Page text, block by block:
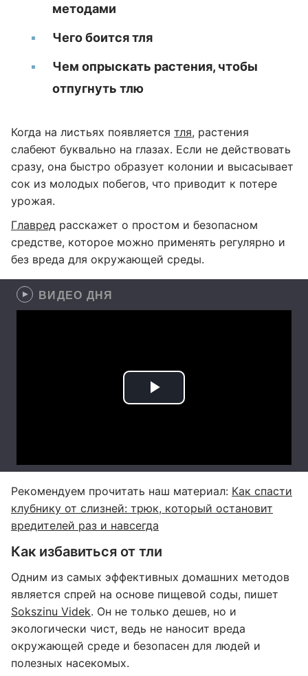
методами
Чего боится тля
Чем опрыскать растения, чтобы
отпугнуть тлю
Когда на листьях появляется тля, растения
слабеют буквально на глазах. Если не действовать
сразу, она быстро образует колонии и высасывает
сок из молодых побегов, что приводит к потере
урожая.
Главред расскажет о простом и безопасном
средстве, которое можно применять регулярно и
без вреда для окружающей среды.
ВИДЕО ДНЯ
Рекомендуем прочитать наш материал: Как спасти
клубнику от слизней: трюк, который остановит
вредителей раз и навсегда
Как избавиться от тли
Одним из самых эффективных домашних методов
является спрей на основе пищевой соды, пишет
Sokszinu Videk. Он не только дешев, но и
экологически чист, ведь не наносит вреда
окружающей среде и безопасен для людей и
полезных насекомых.